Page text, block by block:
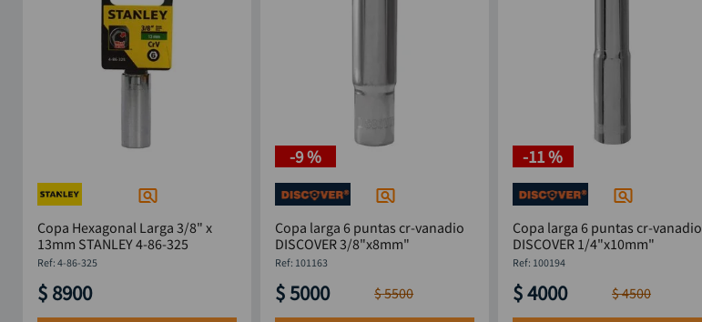
Copa Hexagonal Larga 3/8" x
13mm STANLEY 4-86-325
: 4-86-325
$ 8900
-9 %
Copa larga 6 puntas cr-vanadio
DISCOVER 3/8"x8mm"
: 101163
$5000 $5500
-11 %
Copa larga 6 puntas cr-vanadio
DISCOVER 1/4"x10mm"
: 100194
$4000 $4500